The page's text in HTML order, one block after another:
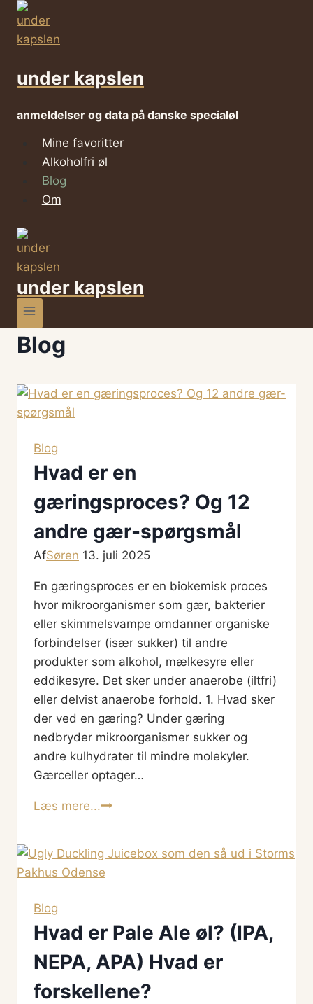
Fortsæt
indhold
under kapslen
anmeldelser og data på danske specialøl
Mine favoritter
Alkoholfri øl
Blog
Om
under kapslen
Blog
Blog
Hvad er en
gæringsproces? Og 12
andre gær-spørgsmål
AfSøren 13. juli 2025
En gæringsproces er en biokemisk proces
hvor mikroorganismer som gær, bakterier
eller skimmelsvampe omdanner organiske
forbindelser (især sukker) til andre
produkter som alkohol, mælkesyre eller
eddikesyre. Det sker under anaerobe (iltfri)
eller delvist anaerobe forhold. 1. Hvad sker
der ved en gæring? Under gæring
nedbryder mikroorganismer sukker og
andre kulhydrater til mindre molekyler.
Gærceller optager…
Læs mere...Hvad
gæringsproces?
Og
gær-
spørgsmål
Blog
Hvad er Pale Ale øl? (IPA,
NEPA, APA) Hvad er
forskellene?